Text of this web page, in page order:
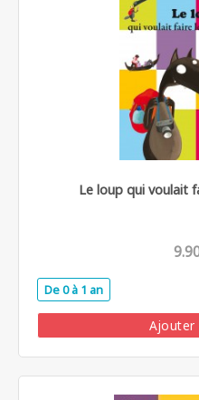
Le loup qui voulait
De 0 à 1 an
Ajouter